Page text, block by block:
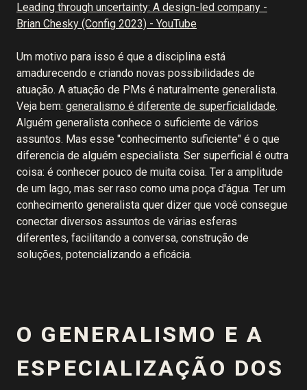
Leading through uncertainty: A design-led company -
Brian Chesky (Config 2023) - YouTube
Um motivo para isso é que a disciplina está
amadurecendo e criando novas possibilidades de
atuação. A atuação de PMs é naturalmente generalista.
Veja bem: generalismo é diferente de superficialidade.
Alguém generalista conhece o suficiente de vários
assuntos. Mas esse "conhecimento suficiente" é o que
diferencia de alguém especialista. Ser superficial é outra
coisa: é conhecer pouco de muita coisa. Ter a amplitude
de um lago, mas ser raso como uma poça d'água. Ter um
conhecimento generalista quer dizer que você consegue
conectar diversos assuntos de várias esferas
diferentes, facilitando a conversa, construção de
soluções, potencializando a eficácia.
O GENERALISMO E A
ESPECIALIZAÇÃO DOS